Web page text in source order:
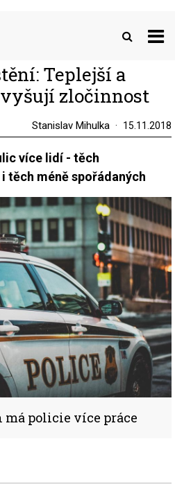
Teplejší a
zločinnost
Stanislav Mihulka 15.11.2018
více lidí - těch
těch méně spořádaných
policie více práce